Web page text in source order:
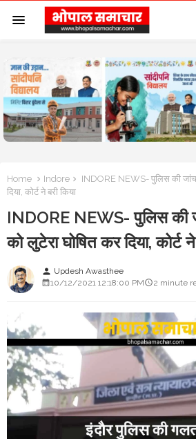
Home Indore
INDORE NEWS- पुलिस की जांच
दिया, कोर्ट ने बरी किया
INDORE NEWS- पुलिस की
को लुटेरा घोषित कर दिया, कोर्ट
person Updesh Awasthee
10/12/2021 12:18:00 PM
2 minute